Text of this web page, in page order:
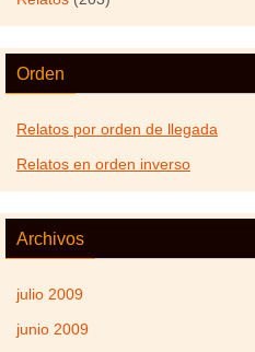
Orden
Relatos por orden de llegada
Relatos en orden inverso
Archivos
julio 2009
junio 2009